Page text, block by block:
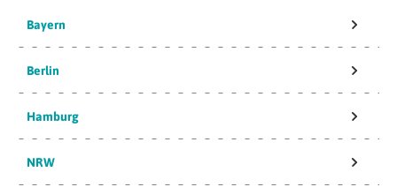
Bayern
Berlin
Hamburg
NRW